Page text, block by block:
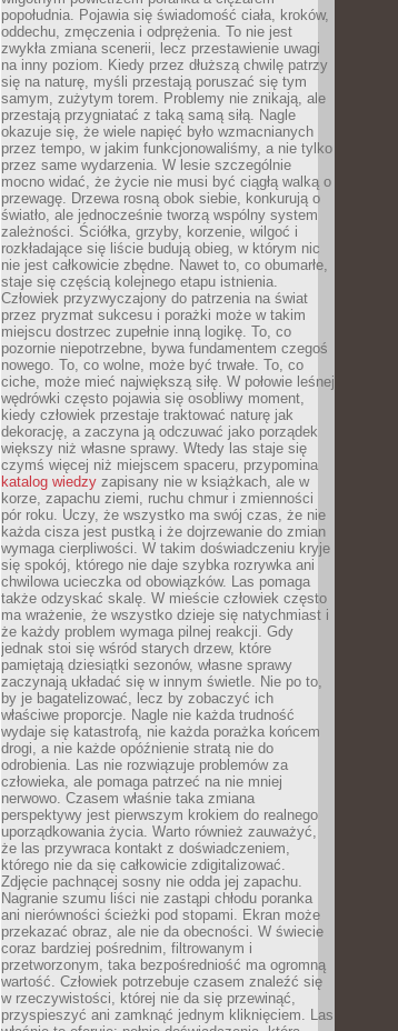
popołudnia. Pojawia się świadomość ciała, kroków,
oddechu, zmęczenia i odprężenia. To nie jest
zwykła zmiana scenerii, lecz przestawienie uwagi
na inny poziom. Kiedy przez dłuższą chwilę patrzy
się na naturę, myśli przestają poruszać się tym
samym, zużytym torem. Problemy nie znikają, ale
przestają przygniatać z taką samą siłą. Nagle
okazuje się, że wiele napięć było wzmacnianych
przez tempo, w jakim funkcjonowaliśmy, a nie tylko
przez same wydarzenia. W lesie szczególnie
mocno widać, że życie nie musi być ciągłą walką o
przewagę. Drzewa rosną obok siebie, konkurują o
światło, ale jednocześnie tworzą wspólny system
zależności. Ściółka, grzyby, korzenie, wilgoć i
rozkładające się liście budują obieg, w którym nic
nie jest całkowicie zbędne. Nawet to, co obumarłe,
staje się częścią kolejnego etapu istnienia.
Człowiek przyzwyczajony do patrzenia na świat
przez pryzmat sukcesu i porażki może w takim
miejscu dostrzec zupełnie inną logikę. To, co
pozornie niepotrzebne, bywa fundamentem czegoś
nowego. To, co wolne, może być trwałe. To, co
ciche, może mieć największą siłę. W połowie leśnej
wędrówki często pojawia się osobliwy moment,
kiedy człowiek przestaje traktować naturę jak
dekorację, a zaczyna ją odczuwać jako porządek
większy niż własne sprawy. Wtedy las staje się
czymś więcej niż miejscem spaceru, przypomina
katalog wiedzy zapisany nie w książkach, ale w
korze, zapachu ziemi, ruchu chmur i zmienności
pór roku. Uczy, że wszystko ma swój czas, że nie
każda cisza jest pustką i że dojrzewanie do zmian
wymaga cierpliwości. W takim doświadczeniu kryje
się spokój, którego nie daje szybka rozrywka ani
chwilowa ucieczka od obowiązków. Las pomaga
także odzyskać skalę. W mieście człowiek często
ma wrażenie, że wszystko dzieje się natychmiast i
że każdy problem wymaga pilnej reakcji. Gdy
jednak stoi się wśród starych drzew, które
pamiętają dziesiątki sezonów, własne sprawy
zaczynają układać się w innym świetle. Nie po to,
by je bagatelizować, lecz by zobaczyć ich
właściwe proporcje. Nagle nie każda trudność
wydaje się katastrofą, nie każda porażka końcem
drogi, a nie każde opóźnienie stratą nie do
odrobienia. Las nie rozwiązuje problemów za
człowieka, ale pomaga patrzeć na nie mniej
nerwowo. Czasem właśnie taka zmiana
perspektywy jest pierwszym krokiem do realnego
uporządkowania życia. Warto również zauważyć,
że las przywraca kontakt z doświadczeniem,
którego nie da się całkowicie zdigitalizować.
Zdjęcie pachnącej sosny nie odda jej zapachu.
Nagranie szumu liści nie zastąpi chłodu poranka
ani nierówności ścieżki pod stopami. Ekran może
przekazać obraz, ale nie da obecności. W świecie
coraz bardziej pośrednim, filtrowanym i
przetworzonym, taka bezpośredniość ma ogromną
wartość. Człowiek potrzebuje czasem znaleźć się
w rzeczywistości, której nie da się przewinąć,
przyspieszyć ani zamknąć jednym kliknięciem. Las